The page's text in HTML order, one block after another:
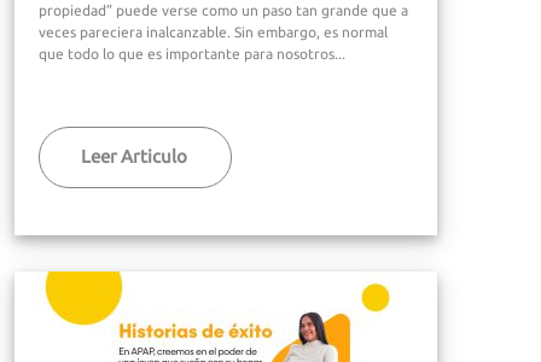
propiedad” puede verse como un paso tan grande que a
veces pareciera inalcanzable. Sin embargo, es normal
que todo lo que es importante para nosotros...
Leer Articulo